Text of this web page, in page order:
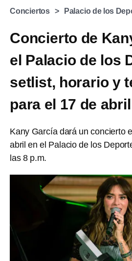
Conciertos Palacio de los
Concierto de
el Palacio de los
setlist, horario y
para el 17 de abril
Kany García dará un concierto
abril en el Palacio de los
las 8 p.m.